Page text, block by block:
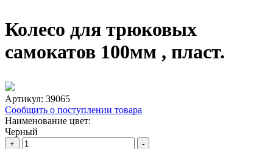
Колесо для трюковых
самокатов 100мм , пласт.
Артикул: 39065
Сообщить о поступлении товара
Наименование цвет:
Черный
+ -